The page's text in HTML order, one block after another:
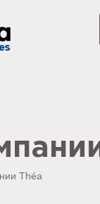
Théa